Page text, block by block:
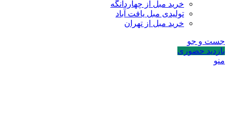
خرید مبل از چهاردانگه
تولیدی مبل یافت آباد
خرید مبل از تهران
جست و جو
بازدید حضوری
منو